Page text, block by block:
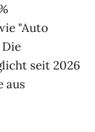
"Auto
seit 2026
aus